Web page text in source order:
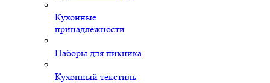
Кухонные
принадлежности
Наборы для пикника
Кухонный текстиль